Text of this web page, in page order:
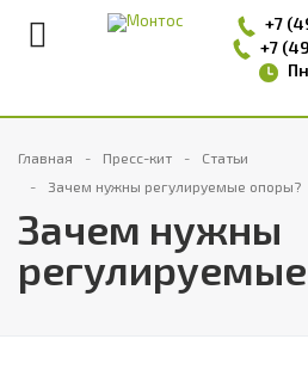
+7
+7
Главная Пресс-кит
Статьи
Зачем нужны регулируемые опоры?
Зачем нужны